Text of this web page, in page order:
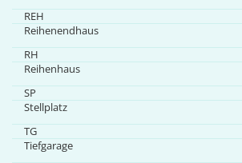
REH
Reihenendhaus
RH
Reihenhaus
SP
Stellplatz
TG
Tiefgarage